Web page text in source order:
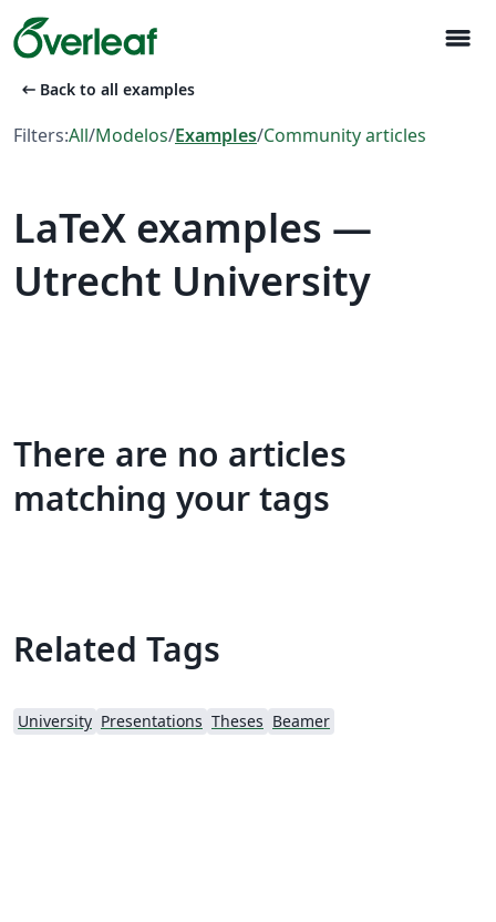
menu
arrow_left_alt Back to all examples
Filters:All/Modelos/Examples/Community articles
LaTeX examples —
Utrecht University
There are no articles
matching your tags
Related Tags
University Presentations Theses Beamer